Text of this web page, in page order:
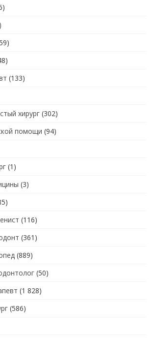
(133)
хирург (302)
помощи (94)
(1)
(3)
(116)
(361)
(889)
(50)
(1 828)
(586)